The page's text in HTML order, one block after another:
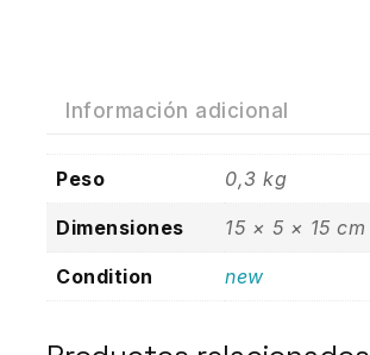
Información adicional
Peso 0,3 kg
Dimensiones 15 × 5 × 15 cm
Condition new